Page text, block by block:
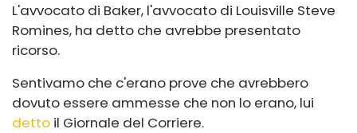
L'avvocato di Baker, l'avvocato di Louisville Steve
Romines, ha detto che avrebbe presentato
ricorso.
Sentivamo che c'erano prove che avrebbero
dovuto essere ammesse che non lo erano, lui
detto il Giornale del Corriere.